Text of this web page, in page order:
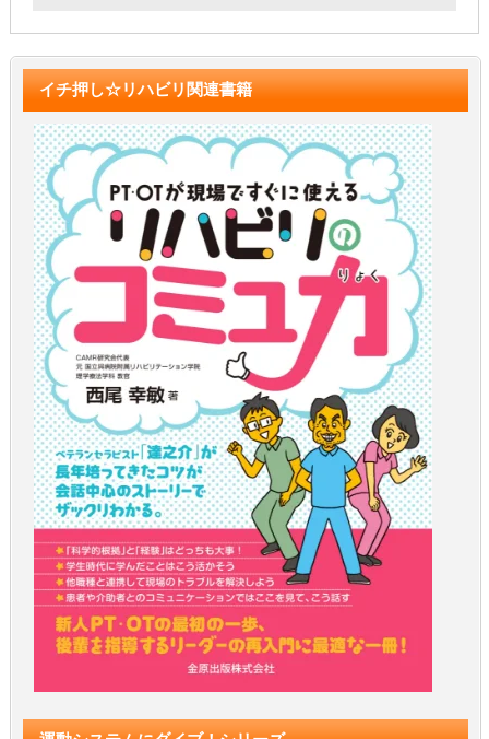
イチ押し☆リハビリ関連書籍